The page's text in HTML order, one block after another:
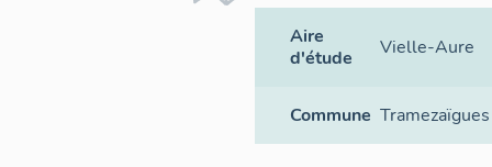
Aire
d'étude
Vielle-Aure
Commune Tramezaïgues